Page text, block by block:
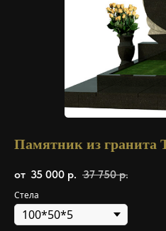
Памятник из гранита
35 000 р. 37 750 р.
Стела